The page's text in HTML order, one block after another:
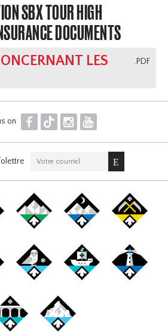
SBX TOUR HIGH
DOCUMENTS
.PDF
LES
on F T I Y